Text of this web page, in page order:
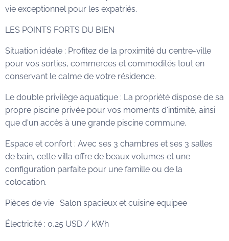
vie exceptionnel pour les expatriés.
LES POINTS FORTS DU BIEN
Situation idéale : Profitez de la proximité du centre-ville
pour vos sorties, commerces et commodités tout en
conservant le calme de votre résidence.
Le double privilège aquatique : La propriété dispose de sa
propre piscine privée pour vos moments d'intimité, ainsi
que d'un accès à une grande piscine commune.
Espace et confort : Avec ses 3 chambres et ses 3 salles
de bain, cette villa offre de beaux volumes et une
configuration parfaite pour une famille ou de la
colocation.
Pièces de vie : Salon spacieux et cuisine equipee
Électricité : 0,25 USD / kWh